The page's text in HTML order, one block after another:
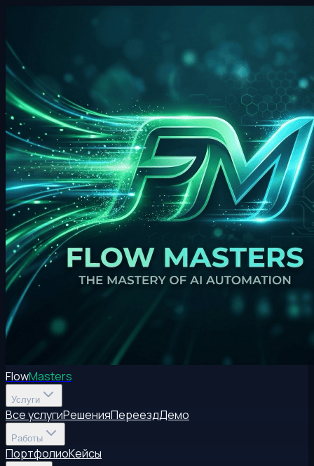
FlowMasters
Услуги
Все услугиРешенияПереездДемо
Работы
ПортфолиоКейсы